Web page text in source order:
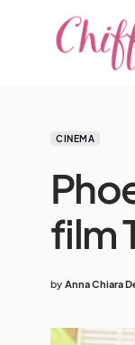
CINEMA
film
by Anna Chiara